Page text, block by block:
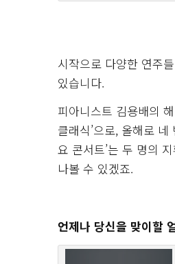
시작으로 다양한 연주
있습니다.
피아니스트 김용배의
클래식’으로, 올해로
요 콘서트’는 두 명의
나볼 수 있겠죠.
언제나 당신을 맞이할